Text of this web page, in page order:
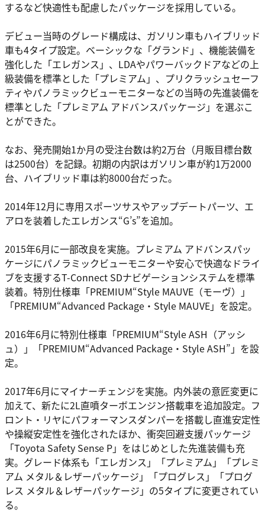
するなど快適性も配慮したパッケージを採用している。
デビュー当時のグレード構成は、ガソリン車もハイブリッド
車も4タイプ設定。ベーシックな「グランド」、機能装備を
強化した「エレガンス」、LDAやパワーバックドアなどの上
級装備を標準とした「プレミアム」、プリクラッシュセーフ
ティやパノラミックビューモニターなどの当時の先進装備を
標準とした「プレミアム アドバンスパッケージ」を選ぶこ
とができた。
なお、発売開始1か月の受注台数は約2万台（月販目標台数
は2500台）を記録。初期の内訳はガソリン車が約1万2000
台、ハイブリッド車は約8000台だった。
2014年12月に専用スポーツサスやアップデートパーツ、エ
アロを装着したエレガンス“G’s”を追加。
2015年6月に一部改良を実施。プレミアム アドバンスパッ
ケージにパノラミックビューモニターや安心で快適なドライ
ブを支援するT-Connect SDナビゲーションシステムを標準
装着。特別仕様車「PREMIUM“Style MAUVE（モーヴ）」
「PREMIUM“Advanced Package・Style MAUVE」を設定。
2016年6月に特別仕様車「PREMIUM“Style ASH（アッシ
ュ）」「PREMIUM“Advanced Package・Style ASH”」を設
定。
2017年6月にマイナーチェンジを実施。内外装の意匠変更に
加えて、新たに2L直噴ターボエンジン搭載車を追加設定。フ
ロント・リヤにパフォーマンスダンパーを搭載し直進安定性
や操縦安定性を強化されたほか、衝突回避支援パッケージ
「Toyota Safety Sense P」をはじめとした先進装備も充
実。グレード体系も「エレガンス」「プレミアム」「プレミ
アム メタル＆レザーパッケージ」「プログレス」「プログ
レス メタル＆レザーパッケージ」の5タイプに変更されてい
る。